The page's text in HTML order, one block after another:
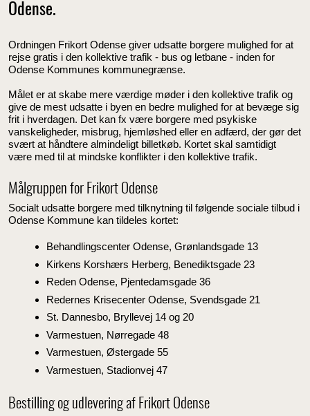
Odense.
Ordningen Frikort Odense giver udsatte borgere mulighed for at
rejse gratis i den kollektive trafik - bus og letbane - inden for
Odense Kommunes kommunegrænse.
Målet er at skabe mere værdige møder i den kollektive trafik og
give de mest udsatte i byen en bedre mulighed for at bevæge sig
frit i hverdagen. Det kan fx være borgere med psykiske
vanskeligheder, misbrug, hjemløshed eller en adfærd, der gør det
svært at håndtere almindeligt billetkøb. Kortet skal samtidigt
være med til at mindske konflikter i den kollektive trafik.
Målgruppen for Frikort Odense
Socialt udsatte borgere med tilknytning til følgende sociale tilbud i
Odense Kommune kan tildeles kortet:
Behandlingscenter Odense, Grønlandsgade 13
Kirkens Korshærs Herberg, Benediktsgade 23
Reden Odense, Pjentedamsgade 36
Redernes Krisecenter Odense, Svendsgade 21
St. Dannesbo, Bryllevej 14 og 20
Varmestuen, Nørregade 48
Varmestuen, Østergade 55
Varmestuen, Stadionvej 47
Bestilling og udlevering af Frikort Odense